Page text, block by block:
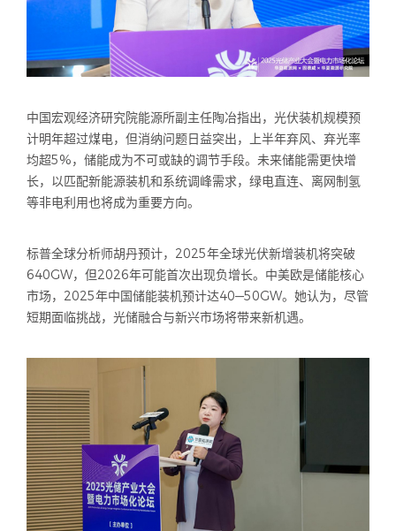
中国宏观经济研究院能源所副主任陶冶指出，光伏装机规模预
计明年超过煤电，但消纳问题日益突出，上半年弃风、弃光率
均超5%，储能成为不可或缺的调节手段。未来储能需更快增
长，以匹配新能源装机和系统调峰需求，绿电直连、离网制氢
等非电利用也将成为重要方向。
标普全球分析师胡丹预计，2025年全球光伏新增装机将突破
640GW，但2026年可能首次出现负增长。中美欧是储能核心
市场，2025年中国储能装机预计达40—50GW。她认为，尽管
短期面临挑战，光储融合与新兴市场将带来新机遇。